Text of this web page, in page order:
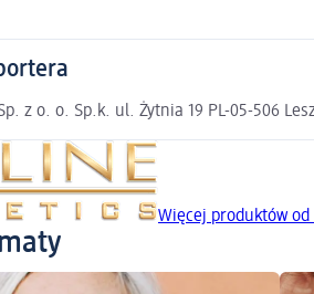
z o. o. Sp.k. ul. Żytnia 19 PL-05-506
Więcej produktów od